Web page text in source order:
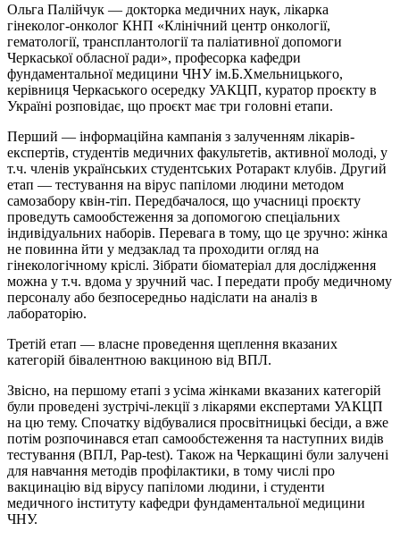
Ольга Палійчук — докторка медичних наук, лікарка
гінеколог-онколог КНП «Клінічний центр онкології,
гематології, трансплантології та паліативної допомоги
Черкаської обласної ради», професорка кафедри
фундаментальної медицини ЧНУ ім.Б.Хмельницького,
керівниця Черкаського осередку УАКЦП, куратор проєкту в
Україні розповідає, що проєкт має три головні етапи.
Перший — інформаційна кампанія з залученням лікарів-
експертів, студентів медичних факультетів, активної молоді, у
т.ч. членів українських студентських Ротаракт клубів. Другий
етап — тестування на вірус папіломи людини методом
самозабору квін-тіп. Передбачалося, що учасниці проєкту
проведуть самообстеження за допомогою спеціальних
індивідуальних наборів. Перевага в тому, що це зручно: жінка
не повинна йти у медзаклад та проходити огляд на
гінекологічному кріслі. Зібрати біоматеріал для дослідження
можна у т.ч. вдома у зручний час. І передати пробу медичному
персоналу або безпосередньо надіслати на аналіз в
лабораторію.
Третій етап — власне проведення щеплення вказаних
категорій бівалентною вакциною від ВПЛ.
Звісно, на першому етапі з усіма жінками вказаних категорій
були проведені зустрічі-лекції з лікарями експертами УАКЦП
на цю тему. Спочатку відбувалися просвітницькі бесіди, а вже
потім розпочинався етап самообстеження та наступних видів
тестування (ВПЛ, Pap-test). Також на Черкащині були залучені
для навчання методів профілактики, в тому числі про
вакцинацію від вірусу папіломи людини, і студенти
медичного інституту кафедри фундаментальної медицини
ЧНУ.